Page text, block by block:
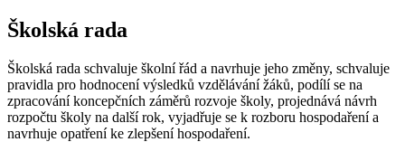
Školská rada
Školská rada schvaluje školní řád a navrhuje jeho změny, schvaluje
pravidla pro hodnocení výsledků vzdělávání žáků, podílí se na
zpracování koncepčních záměrů rozvoje školy, projednává návrh
rozpočtu školy na další rok, vyjadřuje se k rozboru hospodaření a
navrhuje opatření ke zlepšení hospodaření.